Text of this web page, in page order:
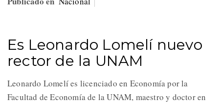
Es Leonardo Lomelí nuevo
rector de la UNAM
Leonardo Lomelí es licenciado en Economía por la
Facultad de Economía de la UNAM, maestro y doctor en